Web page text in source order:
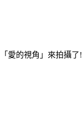
愛的視角」來拍攝了!